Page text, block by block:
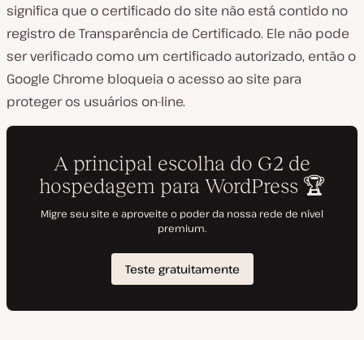
significa que o certificado do site não está contido no
registro de Transparência de Certificado. Ele não pode
ser verificado como um certificado autorizado, então o
Google Chrome bloqueia o acesso ao site para
proteger os usuários on-line.